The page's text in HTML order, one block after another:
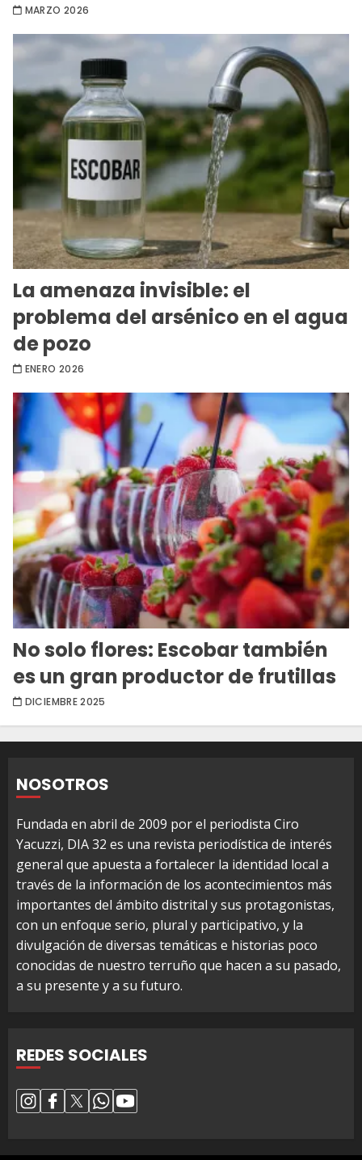
MARZO 2026
La amenaza invisible: el
problema del arsénico en el agua
de pozo
ENERO 2026
No solo flores: Escobar también
es un gran productor de frutillas
DICIEMBRE 2025
NOSOTROS
Fundada en abril de 2009 por el periodista Ciro
Yacuzzi, DIA 32 es una revista periodística de interés
general que apuesta a fortalecer la identidad local a
través de la información de los acontecimientos más
importantes del ámbito distrital y sus protagonistas,
con un enfoque serio, plural y participativo, y la
divulgación de diversas temáticas e historias poco
conocidas de nuestro terruño que hacen a su pasado,
a su presente y a su futuro.
REDES SOCIALES